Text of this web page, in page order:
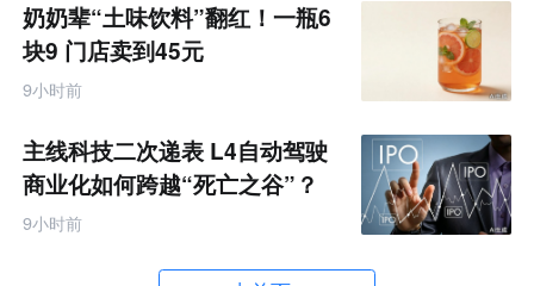
奶奶辈“土味饮料”翻红！一瓶6
块9 门店卖到45元
9小时前
主线科技二次递表 L4自动驾驶
商业化如何跨越“死亡之谷”？
9小时前